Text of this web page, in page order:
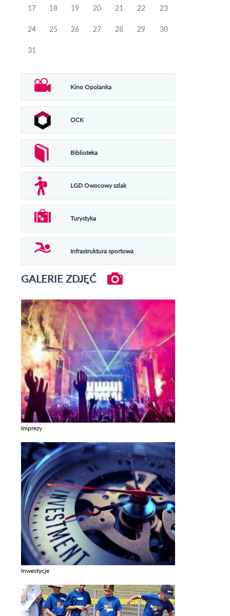
17 18 19 20 21 22 23
24 25 26 27 28 29 30
31
Kino Opolanka
OCK
Biblioteka
LGD Owocowy szlak
Turystyka
Infrastruktura sportowa
GALERIE ZDJĘĆ
Imprezy
Inwestycje